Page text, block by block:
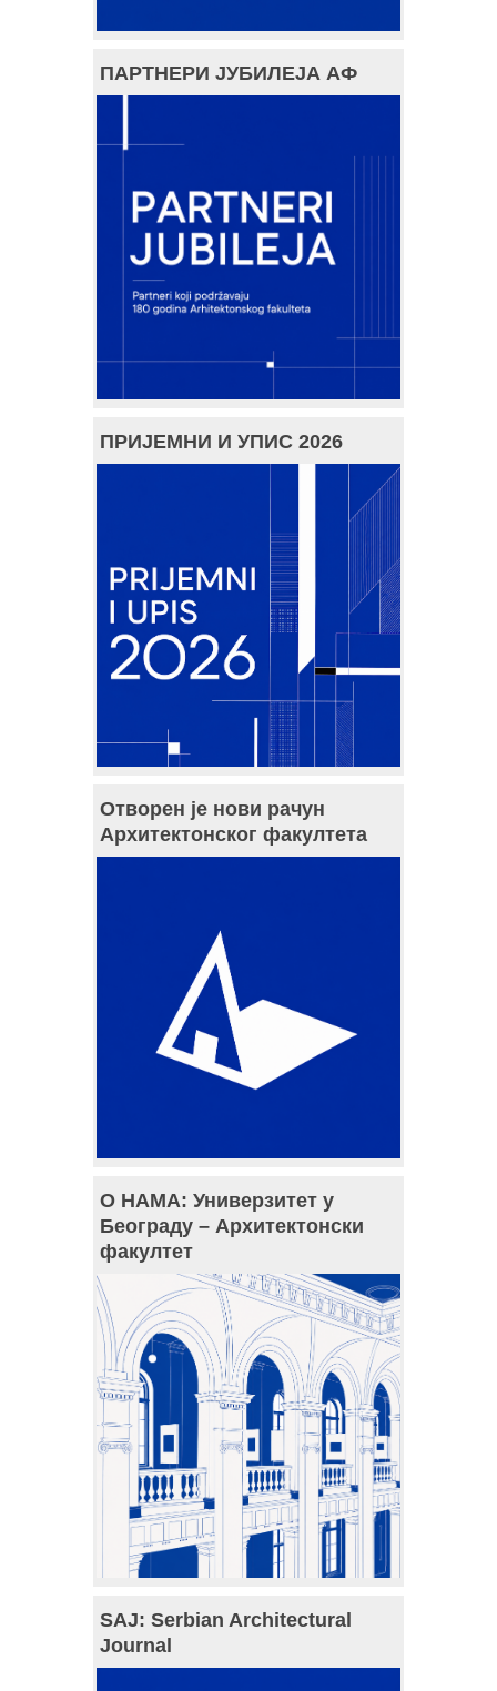
ПАРТНЕРИ ЈУБИЛЕЈА АФ
ПРИЈЕМНИ И УПИС 2026
Отворен је нови рачун
Архитектонског факултета
О НАМА: Универзитет у
Београду – Архитектонски
факултет
SAJ: Serbian Architectural
Journal